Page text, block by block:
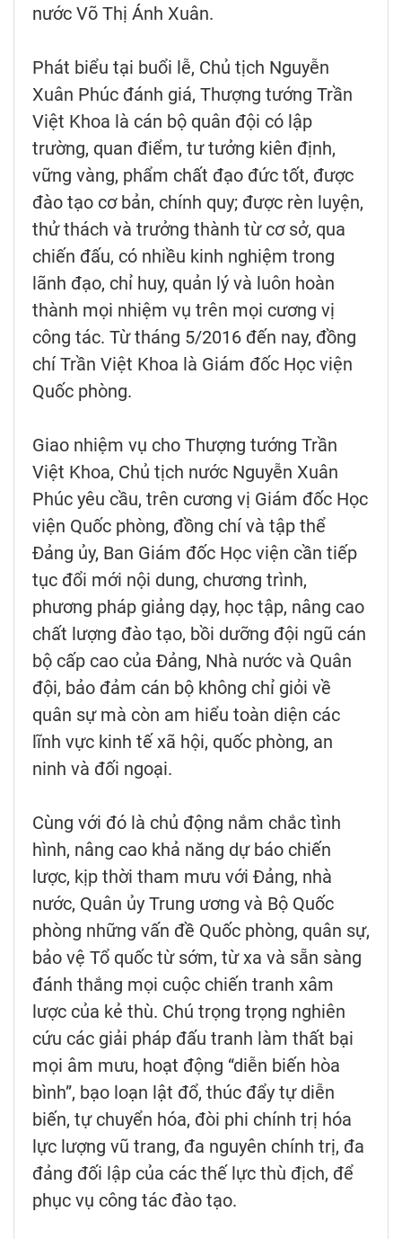
nước Võ Thị Ánh Xuân.
Phát biểu tại buổi lễ, Chủ tịch Nguyễn
Xuân Phúc đánh giá, Thượng tướng Trần
Việt Khoa là cán bộ quân đội có lập
trường, quan điểm, tư tưởng kiên định,
vững vàng, phẩm chất đạo đức tốt, được
đào tạo cơ bản, chính quy; được rèn luyện,
thử thách và trưởng thành từ cơ sở, qua
chiến đấu, có nhiều kinh nghiệm trong
lãnh đạo, chỉ huy, quản lý và luôn hoàn
thành mọi nhiệm vụ trên mọi cương vị
công tác. Từ tháng 5/2016 đến nay, đồng
chí Trần Việt Khoa là Giám đốc Học viện
Quốc phòng.
Giao nhiệm vụ cho Thượng tướng Trần
Việt Khoa, Chủ tịch nước Nguyễn Xuân
Phúc yêu cầu, trên cương vị Giám đốc Học
viện Quốc phòng, đồng chí và tập thể
Đảng ủy, Ban Giám đốc Học viện cần tiếp
tục đổi mới nội dung, chương trình,
phương pháp giảng dạy, học tập, nâng cao
chất lượng đào tạo, bồi dưỡng đội ngũ cán
bộ cấp cao của Đảng, Nhà nước và Quân
đội, bảo đảm cán bộ không chỉ giỏi về
quân sự mà còn am hiểu toàn diện các
lĩnh vực kinh tế xã hội, quốc phòng, an
ninh và đối ngoại.
Cùng với đó là chủ động nắm chắc tình
hình, nâng cao khả năng dự báo chiến
lược, kịp thời tham mưu với Đảng, nhà
nước, Quân ủy Trung ương và Bộ Quốc
phòng những vấn đề Quốc phòng, quân sự,
bảo vệ Tổ quốc từ sớm, từ xa và sẵn sàng
đánh thắng mọi cuộc chiến tranh xâm
lược của kẻ thù. Chú trọng trọng nghiên
cứu các giải pháp đấu tranh làm thất bại
mọi âm mưu, hoạt động “diễn biến hòa
bình”, bạo loạn lật đổ, thúc đẩy tự diễn
biến, tự chuyển hóa, đòi phi chính trị hóa
lực lượng vũ trang, đa nguyên chính trị, đa
đảng đối lập của các thế lực thù địch, để
phục vụ công tác đào tạo.